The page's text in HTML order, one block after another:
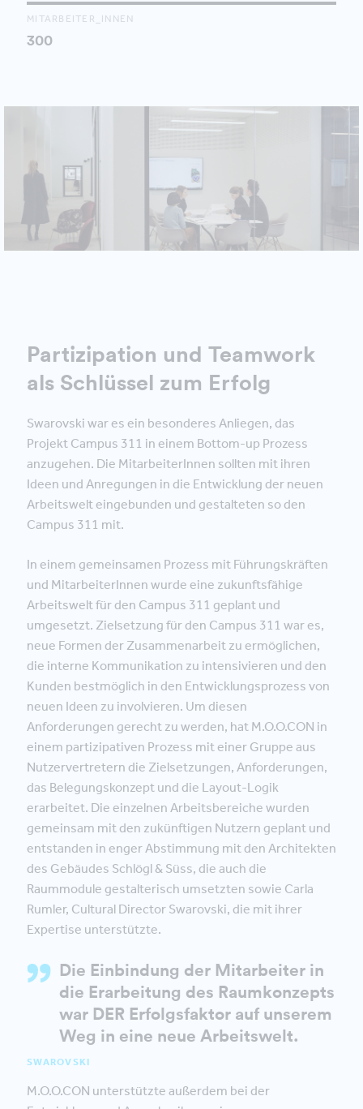
MITARBEITER_INNEN
300
Partizipation und Teamwork
als Schlüssel zum Erfolg
Swarovski war es ein besonderes Anliegen, das
Projekt Campus 311 in einem Bottom-up Prozess
anzugehen. Die MitarbeiterInnen sollten mit ihren
Ideen und Anregungen in die Entwicklung der neuen
Arbeitswelt eingebunden und gestalteten so den
Campus 311 mit.
In einem gemeinsamen Prozess mit Führungskräften
und MitarbeiterInnen wurde eine zukunftsfähige
Arbeitswelt für den Campus 311 geplant und
umgesetzt. Zielsetzung für den Campus 311 war es,
neue Formen der Zusammenarbeit zu ermöglichen,
die interne Kommunikation zu intensivieren und den
Kunden bestmöglich in den Entwicklungsprozess von
neuen Ideen zu involvieren. Um diesen
Anforderungen gerecht zu werden, hat M.O.O.CON in
einem partizipativen Prozess mit einer Gruppe aus
Nutzervertretern die Zielsetzungen, Anforderungen,
das Belegungskonzept und die Layout-Logik
erarbeitet. Die einzelnen Arbeitsbereiche wurden
gemeinsam mit den zukünftigen Nutzern geplant und
entstanden in enger Abstimmung mit den Architekten
des Gebäudes Schlögl & Süss, die auch die
Raummodule gestalterisch umsetzten sowie Carla
Rumler, Cultural Director Swarovski, die mit ihrer
Expertise unterstützte.
Die Einbindung der Mitarbeiter in
die Erarbeitung des Raumkonzepts
war DER Erfolgsfaktor auf unserem
Weg in eine neue Arbeitswelt.
SWAROVSKI
M.O.O.CON unterstützte außerdem bei der